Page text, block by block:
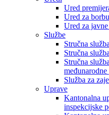
Ured
Ured za
Ured za
Službe
Stručna
Stručna
Stručna
Služba za
Uprave
Kantonalna
inspekcijske